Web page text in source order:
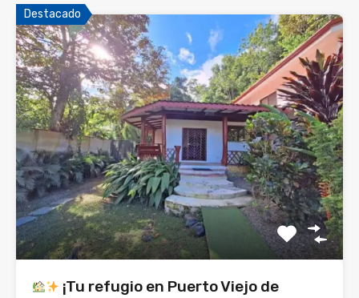
Destacado
¡Tu refugio en Puerto Viejo de